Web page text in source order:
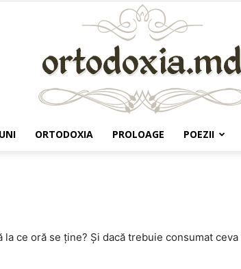
ORTODOXIA PROLOAGE POEZII
ce oră se ține? Și dacă trebuie consumat ceva